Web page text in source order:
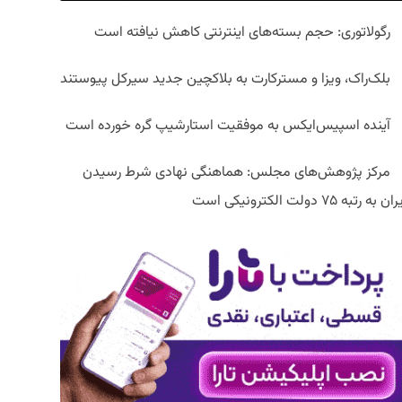
رگولاتوری: حجم بسته‌های اینترنتی کاهش نیافته است
بلک‌راک، ویزا و مسترکارت به بلاکچین جدید سیرکل پیوستند
آینده اسپیس‌ایکس به موفقیت استارشیپ گره خورده است
مرکز پژوهش‌های مجلس: هماهنگی نهادی شرط رسیدن
به رتبه ۷۵ دولت الکترونیکی است